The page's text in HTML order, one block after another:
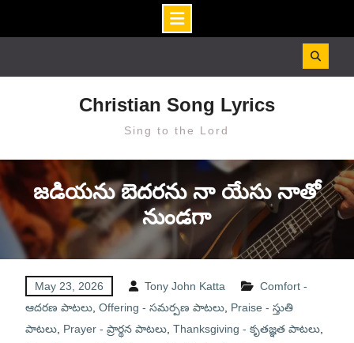
Christian Song Lyrics
Sing to the Lord
జడియను బెదరను నా యేసు నాతో
నుండగా
May 23, 2026 Tony John Katta
Comfort -
ఆదరణ పాటలు, Offering - సమర్పణ పాటలు, Praise - స్తుతి
పాటలు, Prayer - ప్రార్థన పాటలు, Thanksgiving - కృతజ్ఞత పాటలు,